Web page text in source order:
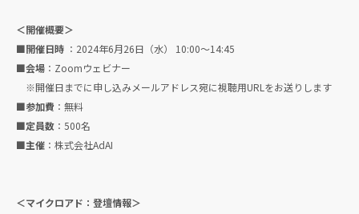
＜開催概要＞
■開催日時 ：2024年6月26日（水） 10:00〜14:45
■会場 ：Zoomウェビナー
※開催日までに申し込みメールアドレス宛に視聴用URLをお送りします
■参加費 ：無料
■定員数 ：500名
■主催 ：株式会社AdAI
＜マイクロアド：登壇情報＞